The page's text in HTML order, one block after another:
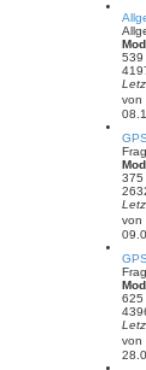
539
von
375
von
625
von